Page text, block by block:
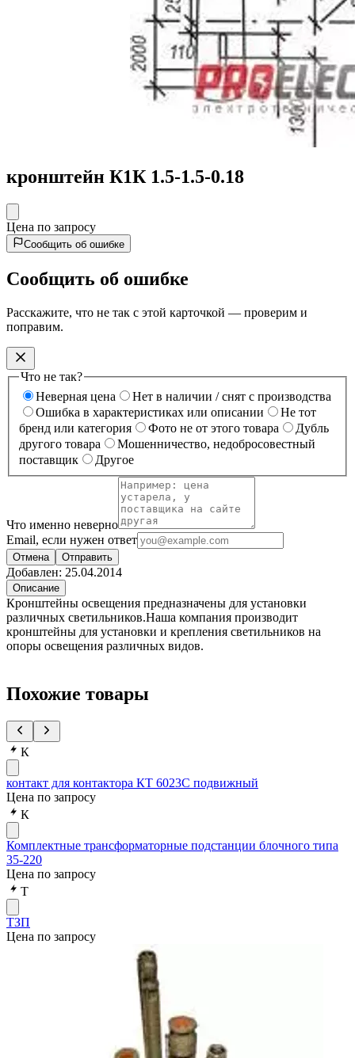
кронштейн К1К 1.5-1.5-0.18
Цена по запросу
Сообщить об ошибке
Сообщить об ошибке
Расскажите, что не так с этой карточкой — проверим и
поправим.
Что не так?
Неверная цена
Нет в наличии / снят с производства
Ошибка в характеристиках или описании
Не тот
бренд или категория
Фото не от этого товара
Дубль
другого товара
Мошенничество, недобросовестный
поставщик
Другое
Что именно неверно
Email, если нужен ответ
Отмена Отправить
Добавлен: 25.04.2014
Описание
Кронштейны освещения предназначены для установки
различных светильников.Наша компания производит
кронштейны для установки и крепления светильников на
опоры освещения различных видов.
Похожие товары
К
контакт для контактора КТ 6023С подвижный
Цена по запросу
К
Комплектные трансформаторные подстанции блочного типа
35-220
Цена по запросу
Т
ТЗП
Цена по запросу